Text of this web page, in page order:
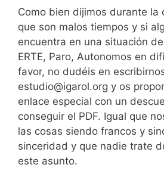
Como bien dijimos durante la
que son malos tiempos y si
encuentra en una situación
ERTE, Paro, Autonomos en
favor, no dudéis en
estudio@igarol.org y os
enlace especial con un
conseguir el PDF. Igual que
las cosas siendo francos y
sinceridad y que nadie trate
este asunto.